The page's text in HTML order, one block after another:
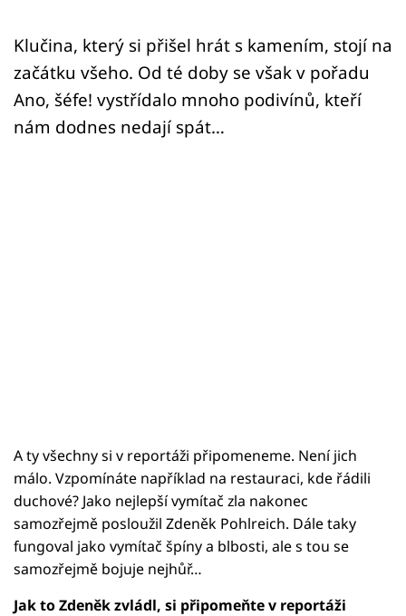
Klučina, který si přišel hrát s kamením, stojí na
začátku všeho. Od té doby se však v pořadu
Ano, šéfe! vystřídalo mnoho podivínů, kteří
nám dodnes nedají spát…
A ty všechny si v reportáži připomeneme. Není jich
málo. Vzpomínáte například na restauraci, kde řádili
duchové? Jako nejlepší vymítač zla nakonec
samozřejmě posloužil Zdeněk Pohlreich. Dále taky
fungoval jako vymítač špíny a blbosti, ale s tou se
samozřejmě bojuje nejhůř…
Jak to Zdeněk zvládl, si připomeňte v reportáži